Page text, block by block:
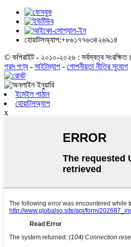
হোয়াটসঅ্যাপ:+৮৬১৭৭৬৩৪২৬৯১৪
© কপিরাইট - ২০১০-২০২৬ : সর্বস্বত্ব সংরক্ষিত।
গরম পণ্য - সাইটম্যাপ - গোপনীয়তা নীতির সুযোগ
ইমেইল পাঠান
হোয়াটসঅ্যাপ
x